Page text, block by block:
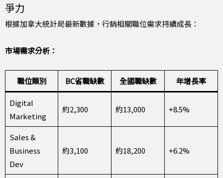
爭力
根據加拿大統計局最新數據，行銷相關職位需求持續成長：
市場需求分析：
職位類別 BC省職缺數 全國職缺數 年增長率
Digital
Marketing
約2,300 約13,000 +8.5%
Sales &
Business
Dev
約3,100 約18,200 +6.2%